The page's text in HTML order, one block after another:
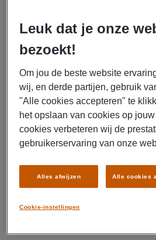
Filter resultaten
Creëer Alert
03/08/2026
Manpower
Operator
€ 2800 - € 3400 Per maand
BORGER
Fulltime
Uitzenden
Leuk dat je onze
bezoekt!
Om jou de beste website
wij, en derde partijen, gebruik
"Alle cookies accepteren" te
het opslaan van cookies op
cookies verbeteren wij de
gebruikerservaring van onze
Cookie-instellingen
Alles afwijzen Alle cookies